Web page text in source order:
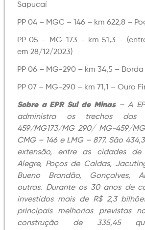
Sapucaí
PP 04 – MGC – 146 – km 622,8 –
PP 05 – MG-173 – km 51,3 –
em 28/12/2023)
PP 06 – MG-290 – km 34,5 –
PP 07 – MG-290 – km 71,1 – Ouro
Sobre a EPR Sul de Minas– A
administra os trechos das
459/MG173/MG 290/ MG-459/
CMG – 146 e LMG – 877. São
extensão, entre as cidades de
Alegre, Poços de Caldas,
Bueno Brandão, Gonçalves,
outras. Durante os 30 anos de
investidos mais de R$ 2,3
principais melhorias previstas
construção de 335,45